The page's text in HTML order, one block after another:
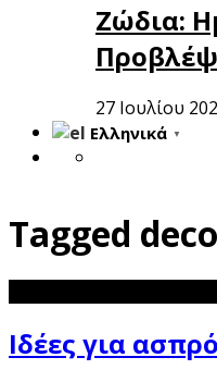
Ζώδια:
27 Ιουλίου
Ελληνικά ▼
Tagged
Ιδέες για